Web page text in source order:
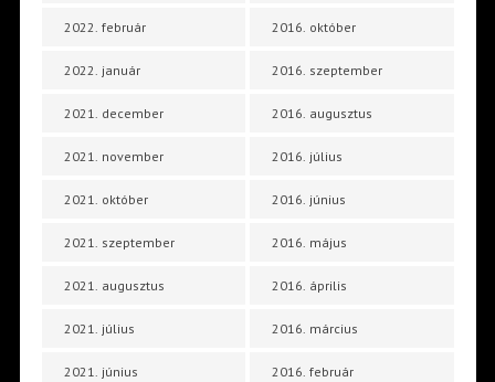
2022. február
2022. január
2021. december
2021. november
2021. október
2021. szeptember
2021. augusztus
2021. július
2021. június
2016. október
2016. szeptember
2016. augusztus
2016. július
2016. június
2016. május
2016. április
2016. március
2016. február